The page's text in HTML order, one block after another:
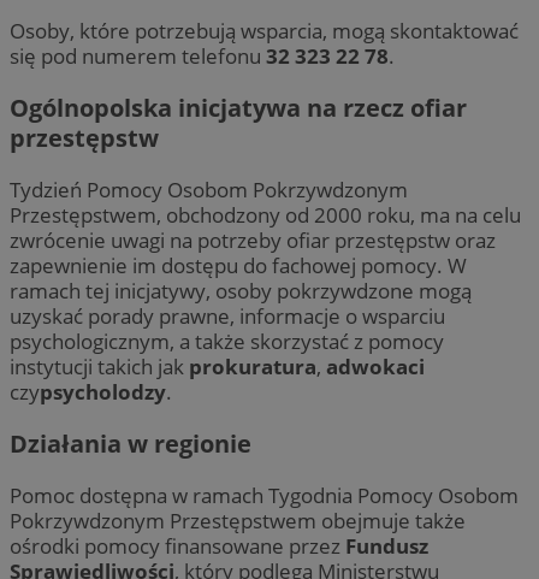
Osoby, które potrzebują wsparcia, mogą skontaktować
się pod numerem telefonu 32 323 22 78.
Ogólnopolska inicjatywa na rzecz ofiar
przestępstw
Tydzień Pomocy Osobom Pokrzywdzonym
Przestępstwem, obchodzony od 2000 roku, ma na celu
zwrócenie uwagi na potrzeby ofiar przestępstw oraz
zapewnienie im dostępu do fachowej pomocy. W
ramach tej inicjatywy, osoby pokrzywdzone mogą
uzyskać porady prawne, informacje o wsparciu
psychologicznym, a także skorzystać z pomocy
instytucji takich jak prokuratura, adwokaci
czypsycholodzy.
Działania w regionie
Pomoc dostępna w ramach Tygodnia Pomocy Osobom
Pokrzywdzonym Przestępstwem obejmuje także
ośrodki pomocy finansowane przez Fundusz
Sprawiedliwości, który podlega Ministerstwu